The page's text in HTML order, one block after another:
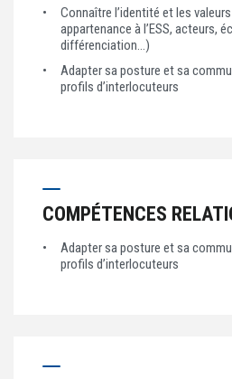
Connaître l’identité et les
appartenance à l’ESS, acteurs,
différenciation…)
Adapter sa posture et sa
profils d’interlocuteurs
COMPÉTENCES
Adapter sa posture et sa
profils d’interlocuteurs